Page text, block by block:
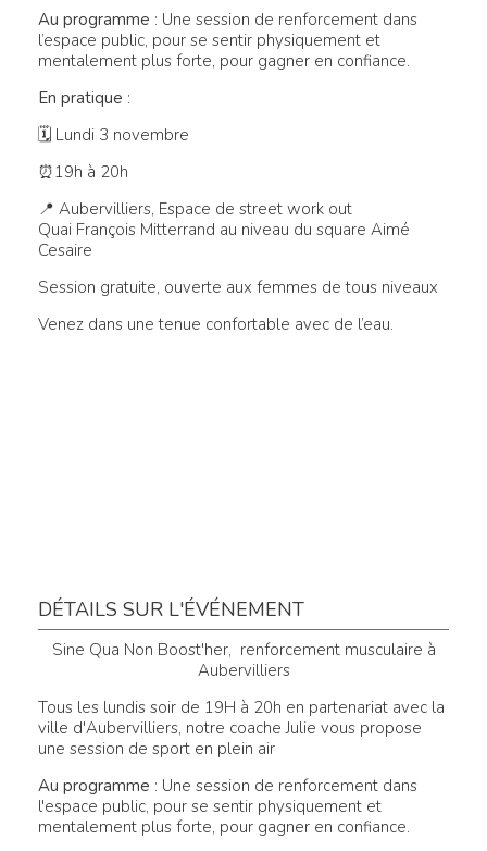
Au programme : Une session de renforcement dans
l’espace public, pour se sentir physiquement et
mentalement plus forte, pour gagner en confiance.
En pratique :
🗓 Lundi 3 novembre
⏰19h à 20h
📍 Aubervilliers, Espace de street work out
Quai François Mitterrand au niveau du square Aimé
Cesaire
Session gratuite, ouverte aux femmes de tous niveaux
Venez dans une tenue confortable avec de l’eau.
DÉTAILS SUR L'ÉVÉNEMENT
Sine Qua Non Boost'her, renforcement musculaire à
Aubervilliers
Tous les lundis soir de 19H à 20h en partenariat avec la
ville d'Aubervilliers, notre coache Julie vous propose
une session de sport en plein air
Au programme : Une session de renforcement dans
l'espace public, pour se sentir physiquement et
mentalement plus forte, pour gagner en confiance.